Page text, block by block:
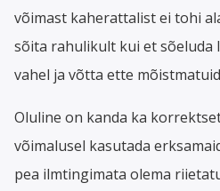
võimast kaherattalist ei tohi
sõita rahulikult kui et sõeluda
vahel ja võtta ette
Oluline on kanda ka
võimalusel kasutada
pea ilmtingimata olema